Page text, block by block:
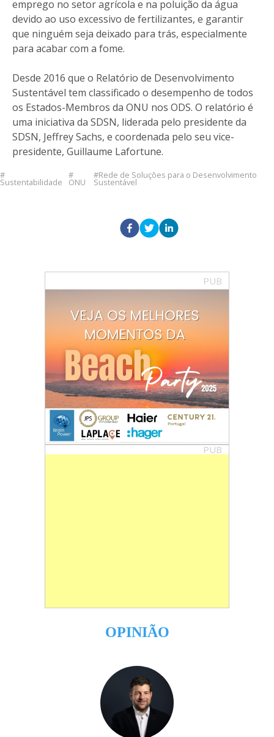
emprego no setor agrícola e na poluição da água
devido ao uso excessivo de fertilizantes, e garantir
que ninguém seja deixado para trás, especialmente
para acabar com a fome.
Desde 2016 que o Relatório de Desenvolvimento
Sustentável tem classificado o desempenho de todos
os Estados-Membros da ONU nos ODS. O relatório é
uma iniciativa da SDSN, liderada pelo presidente da
SDSN, Jeffrey Sachs, e coordenada pelo seu vice-
presidente, Guillaume Lafortune.
Sustentabilidade ONU
Rede de Soluções para o Desenvolvimento
Sustentável
PUB
PUB
OPINIÃO